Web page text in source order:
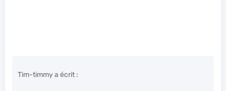
Tim-timmy a écrit :